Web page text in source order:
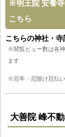
※明王院 安養
こちら
こちらの神社・
※閲覧ビュー数は各
ます
※厄年・厄除け厄払
大善院 峰不